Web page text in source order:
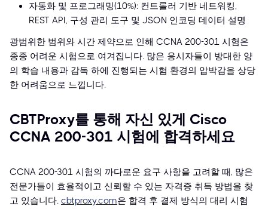
자동화 및 프로그래밍(10%): 컨트롤러 기반 네트워킹,
REST API, 구성 관리 도구 및 JSON 인코딩 데이터 설명
광범위한 범위와 시간 제약으로 인해 CCNA 200-301 시험은
종종 어려운 시험으로 여겨집니다. 많은 응시자들이 방대한 양
의 학습 내용과 감독 하에 진행되는 시험 환경의 압박감을 상당
한 어려움으로 느낍니다.
CBTProxy를 통해 자신 있게 Cisco
CCNA 200-301 시험에 합격하세요
CCNA 200-301 시험의 까다로운 요구 사항을 고려할 때, 많은
전문가들이 효율적이고 신뢰할 수 있는 자격증 취득 방법을 찾
고 있습니다. cbtproxy.com은 합격 후 결제 방식의 대리 시험